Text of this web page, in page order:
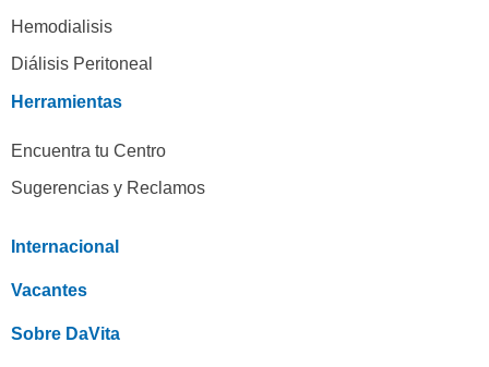
Hemodialisis
Diálisis Peritoneal
Herramientas
Encuentra tu Centro
Sugerencias y Reclamos
Internacional
Vacantes
Sobre DaVita